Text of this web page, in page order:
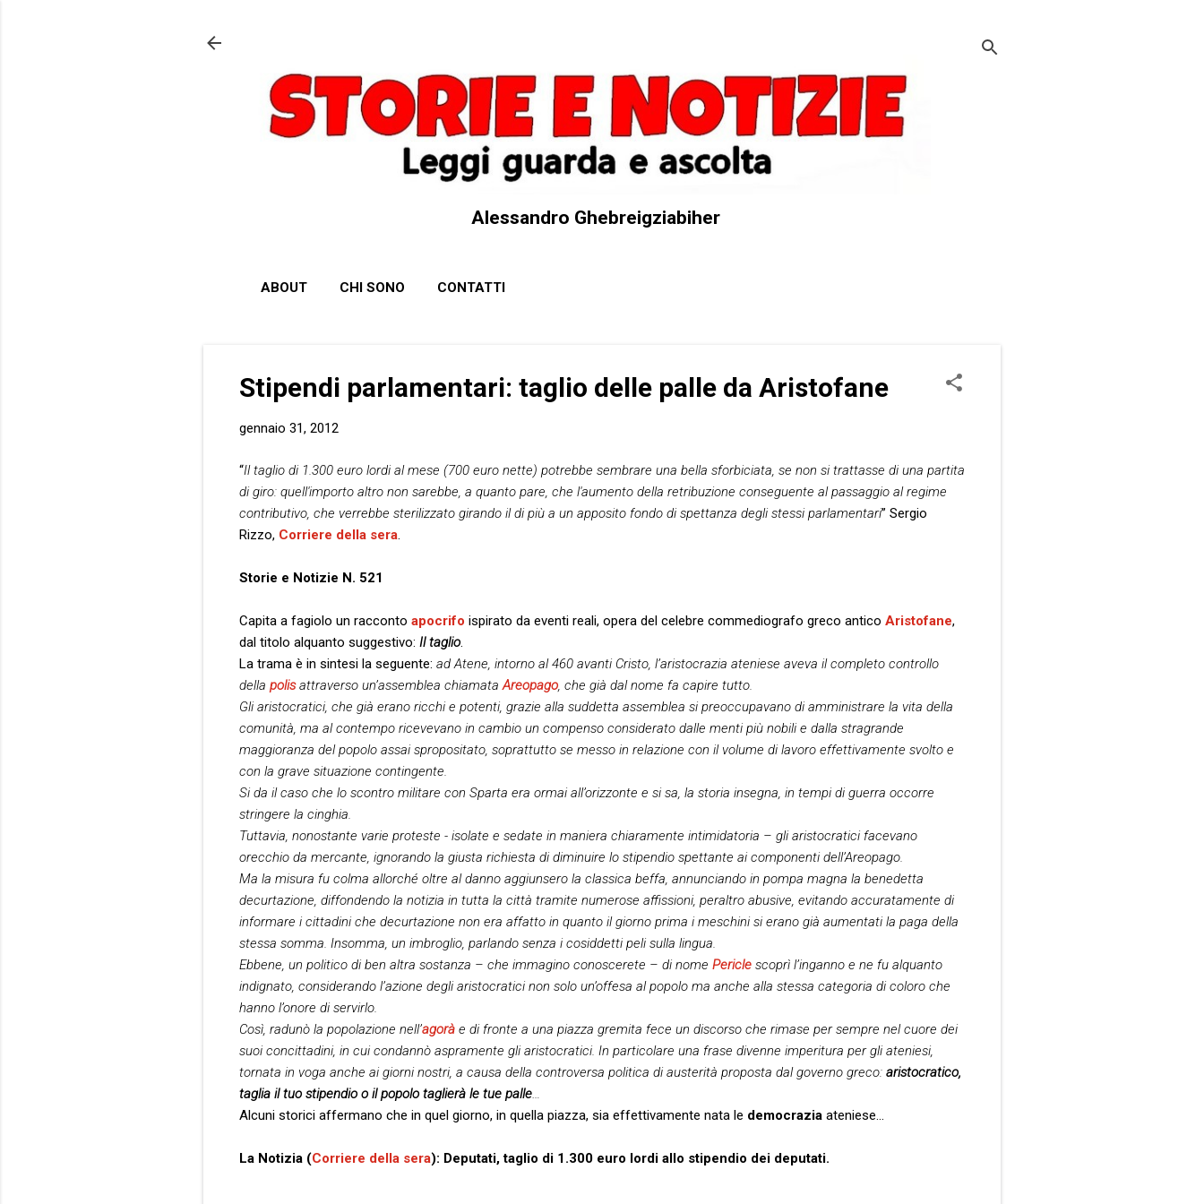
Alessandro Ghebreigziabiher
ABOUT CHI SONO CONTATTI
Stipendi parlamentari: taglio delle palle da Aristofane
gennaio 31, 2012
“Il taglio di 1.300 euro lordi al mese (700 euro nette) potrebbe sembrare una bella sforbiciata, se non si trattasse di una partita
di giro: quell'importo altro non sarebbe, a quanto pare, che l'aumento della retribuzione conseguente al passaggio al regime
contributivo, che verrebbe sterilizzato girando il di più a un apposito fondo di spettanza degli stessi parlamentari” Sergio
Rizzo, Corriere della sera.
Storie e Notizie N. 521
Capita a fagiolo un racconto apocrifo ispirato da eventi reali, opera del celebre commediografo greco antico Aristofane,
dal titolo alquanto suggestivo: Il taglio.
La trama è in sintesi la seguente: ad Atene, intorno al 460 avanti Cristo, l’aristocrazia ateniese aveva il completo controllo
della polisattraverso un’assemblea chiamataAreopago, che già dal nome fa capire tutto.
Gli aristocratici, che già erano ricchi e potenti, grazie alla suddetta assemblea si preoccupavano di amministrare la vita della
comunità, ma al contempo ricevevano in cambio un compenso considerato dalle menti più nobili e dalla stragrande
maggioranza del popolo assai spropositato, soprattutto se messo in relazione con il volume di lavoro effettivamente svolto e
con la grave situazione contingente.
Si da il caso che lo scontro militare con Sparta era ormai all’orizzonte e si sa, la storia insegna, in tempi di guerra occorre
stringere la cinghia.
Tuttavia, nonostante varie proteste - isolate e sedate in maniera chiaramente intimidatoria – gli aristocratici facevano
orecchio da mercante, ignorando la giusta richiesta di diminuire lo stipendio spettante ai componenti dell’Areopago.
Ma la misura fu colma allorché oltre al danno aggiunsero la classica beffa, annunciando in pompa magna la benedetta
decurtazione, diffondendo la notizia in tutta la città tramite numerose affissioni, peraltro abusive, evitando accuratamente di
informare i cittadini che decurtazione non era affatto in quanto il giorno prima i meschini si erano già aumentati la paga della
stessa somma. Insomma, un imbroglio, parlando senza i cosiddetti peli sulla lingua.
Ebbene, un politico di ben altra sostanza – che immagino conoscerete – di nome Pericle scoprì l’inganno e ne fu alquanto
indignato, considerando l’azione degli aristocratici non solo un’offesa al popolo ma anche alla stessa categoria di coloro che
hanno l’onore di servirlo.
Così, radunò la popolazione nell’agorà e di fronte a una piazza gremita fece un discorso che rimase per sempre nel cuore dei
suoi concittadini, in cui condannò aspramente gli aristocratici. In particolare una frase divenne imperitura per gli ateniesi,
tornata in voga anche ai giorni nostri, a causa della controversa politica di austerità proposta dal governo greco: aristocratico,
taglia il tuo stipendio o il popolo taglierà le tue palle…
Alcuni storici affermano che in quel giorno, in quella piazza, sia effettivamente nata le democrazia ateniese…
La Notizia (Corriere della sera): Deputati, taglio di 1.300 euro lordi allo stipendio dei deputati.